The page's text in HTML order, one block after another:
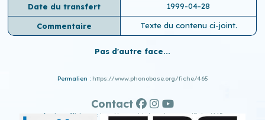
Date du transfert 1999-04-28
Commentaire Texte du contenu ci-joint.
Pas d'autre face...
Permalien : https://www.phonobase.org/fiche/465
Ancien affichage : http://www.old.phonobase.org/fiche/465
Contact